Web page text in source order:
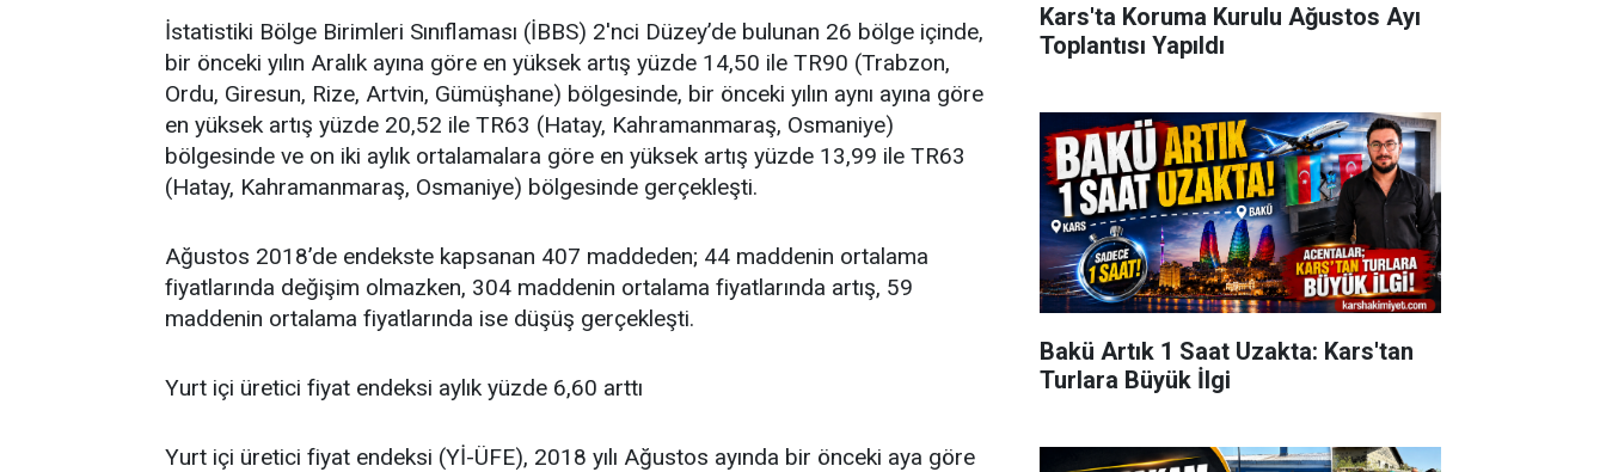
İstatistiki Bölge Birimleri Sınıflaması (İBBS) 2'nci Düzey’de bulunan 26 bölge içinde,
bir önceki yılın Aralık ayına göre en yüksek artış yüzde 14,50 ile TR90 (Trabzon,
Ordu, Giresun, Rize, Artvin, Gümüşhane) bölgesinde, bir önceki yılın aynı ayına göre
en yüksek artış yüzde 20,52 ile TR63 (Hatay, Kahramanmaraş, Osmaniye)
bölgesinde ve on iki aylık ortalamalara göre en yüksek artış yüzde 13,99 ile TR63
(Hatay, Kahramanmaraş, Osmaniye) bölgesinde gerçekleşti.
Ağustos 2018’de endekste kapsanan 407 maddeden; 44 maddenin ortalama
fiyatlarında değişim olmazken, 304 maddenin ortalama fiyatlarında artış, 59
maddenin ortalama fiyatlarında ise düşüş gerçekleşti.
Yurt içi üretici fiyat endeksi aylık yüzde 6,60 arttı
Yurt içi üretici fiyat endeksi (Yİ-ÜFE), 2018 yılı Ağustos ayında bir önceki aya göre
Kars'ta Koruma Kurulu Ağustos Ayı
Toplantısı Yapıldı
Bakü Artık 1 Saat Uzakta: Kars'tan
Turlara Büyük İlgi